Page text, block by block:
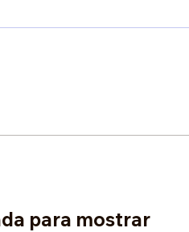
para mostrar